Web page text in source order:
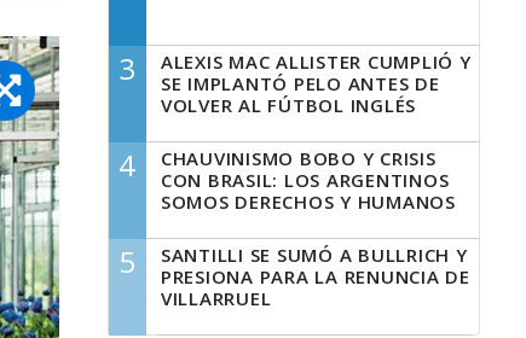
3
ALEXIS MAC ALLISTER CUMPLIÓ Y
SE IMPLANTÓ PELO ANTES DE
VOLVER AL FÚTBOL INGLÉS
4
CHAUVINISMO BOBO Y CRISIS
CON BRASIL: LOS ARGENTINOS
SOMOS DERECHOS Y HUMANOS
5
SANTILLI SE SUMÓ A BULLRICH Y
PRESIONA PARA LA RENUNCIA DE
VILLARRUEL